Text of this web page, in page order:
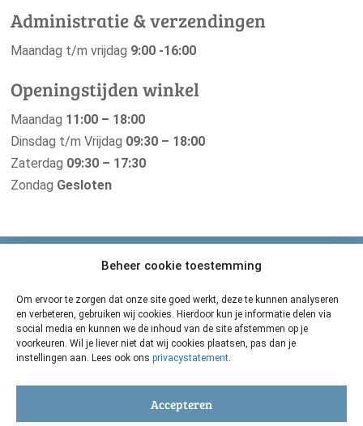
Beheer cookie toestemming
Om ervoor te zorgen dat onze site goed werkt, deze te kunnen analyseren
en verbeteren, gebruiken wij cookies. Hierdoor kun je informatie delen via
social media en kunnen we de inhoud van de site afstemmen op je
voorkeuren. Wil je liever niet dat wij cookies plaatsen, pas dan je
instellingen aan. Lees ook ons privacystatement.
Accepteren
Administratie & verzendingen
Maandag t/m vrijdag 9:00 -16:00
Openingstijden winkel
Maandag 11:00 – 18:00
Dinsdag t/m Vrijdag 09:30 – 18:00
Zaterdag 09:30 – 17:30
Zondag Gesloten
Van der Pigge is verbonden met haar
zusterbedrijf De Groene Os
Zij maken de beste natuurgeneeskundige middelen voor
je geliefde dier. Oerkracht uit de natuur voor grote en